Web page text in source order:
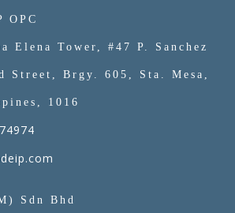
OPC
Elena Tower, #47 P. Sanchez
Street, Brgy. 605, Sta. Mesa,
1016
Sdn Bhd